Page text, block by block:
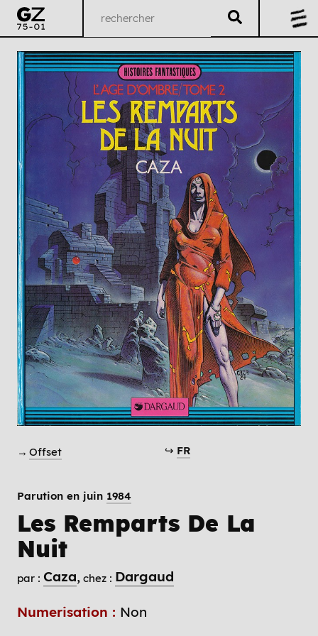
→ Offset ↪ FR
Parution en juin 1984
Les Remparts De La
Nuit
par : Caza chez : Dargaud
Numerisation : Non